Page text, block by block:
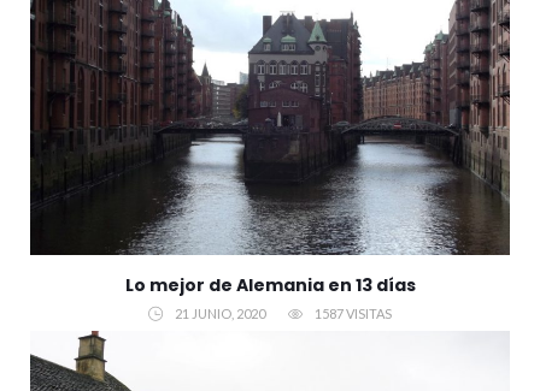
Lo mejor de Alemania en 13 días
21 JUNIO, 2020 1587 VISITAS